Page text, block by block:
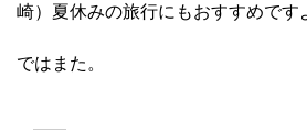
崎）夏休みの旅行にもおすすめです
ではまた。